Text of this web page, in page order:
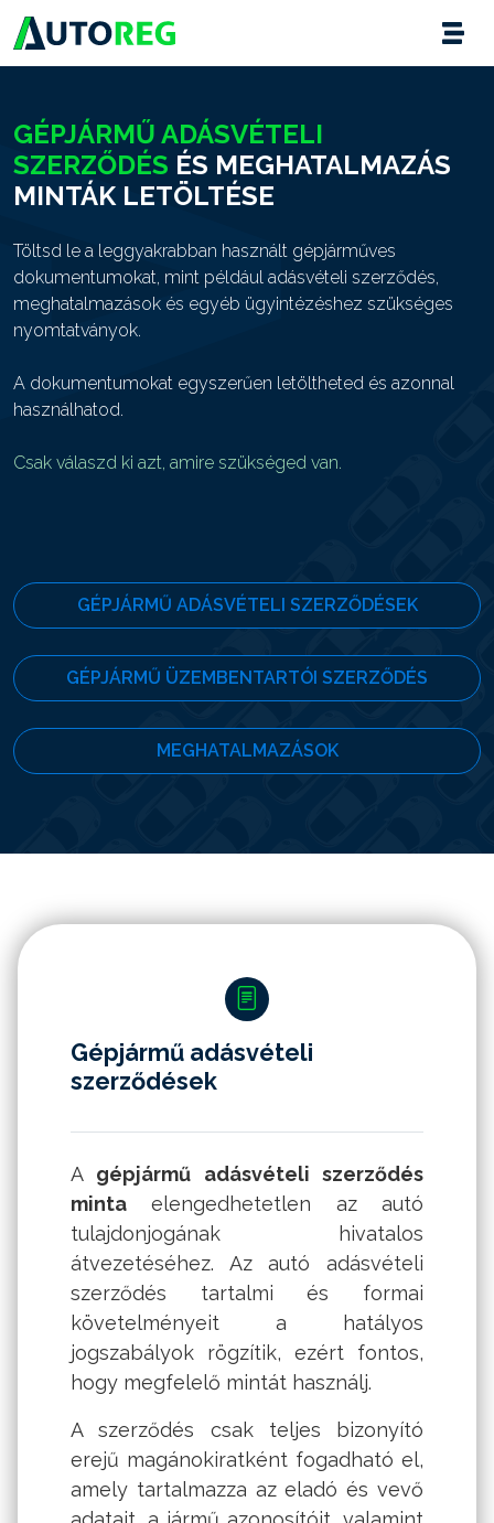
GÉPJÁRMŰ ADÁSVÉTELI
SZERZŐDÉS ÉS MEGHATALMAZÁS
MINTÁK LETÖLTÉSE
Töltsd le a leggyakrabban használt gépjárműves
dokumentumokat, mint például adásvételi szerződés,
meghatalmazások és egyéb ügyintézéshez szükséges
nyomtatványok.
A dokumentumokat egyszerűen letöltheted és azonnal
használhatod.
Csak válaszd ki azt, amire szükséged van.
GÉPJÁRMŰ ADÁSVÉTELI SZERZŐDÉSEK
GÉPJÁRMŰ ÜZEMBENTARTÓI SZERZŐDÉS
MEGHATALMAZÁSOK
Gépjármű adásvételi
szerződések
A gépjármű adásvételi szerződés
minta elengedhetetlen az autó
tulajdonjogának hivatalos
átvezetéséhez. Az autó adásvételi
szerződés tartalmi és formai
követelményeit a hatályos
jogszabályok rögzítik, ezért fontos,
hogy megfelelő mintát használj.
A szerződés csak teljes bizonyító
erejű magánokiratként fogadható el,
amely tartalmazza az eladó és vevő